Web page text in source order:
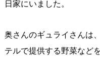
日家にいました。
奥さんのギュライさんは
テルで提供する野菜など